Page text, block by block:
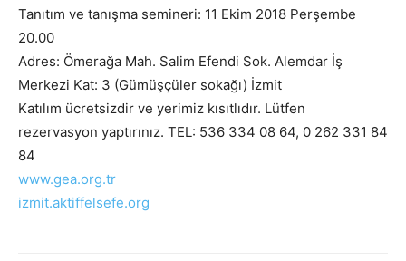
Tanıtım ve tanışma semineri: 11 Ekim 2018 Perşembe
20.00
Adres: Ömerağa Mah. Salim Efendi Sok. Alemdar İş
Merkezi Kat: 3 (Gümüşçüler sokağı) İzmit
Katılım ücretsizdir ve yerimiz kısıtlıdır. Lütfen
rezervasyon yaptırınız. TEL: 536 334 08 64, 0 262 331 84
84
www.gea.org.tr
izmit.aktiffelsefe.org